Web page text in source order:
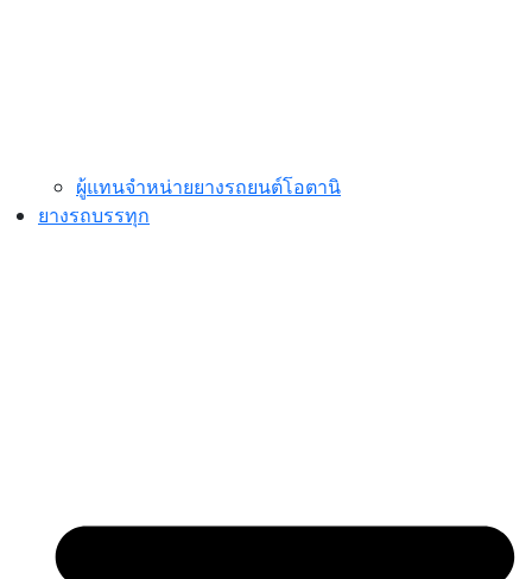
ผู้แทนจำหน่ายยางรถยนต์โอตานิ
ยางรถบรรทุก